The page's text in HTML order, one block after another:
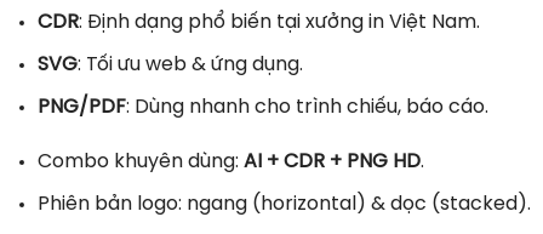
CDR: Định dạng phổ biến tại xưởng in Việt Nam.
SVG: Tối ưu web & ứng dụng.
PNG/PDF: Dùng nhanh cho trình chiếu, báo cáo.
Combo khuyên dùng: AI + CDR + PNG HD.
Phiên bản logo: ngang (horizontal) & dọc (stacked).